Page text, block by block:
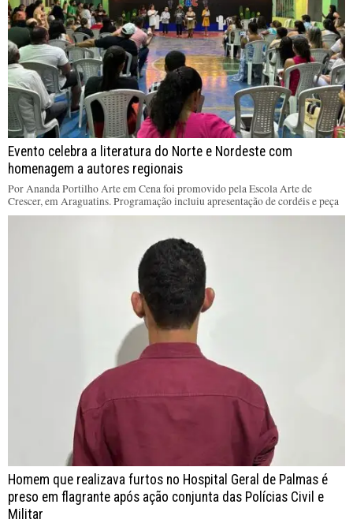
Evento celebra a literatura do Norte e Nordeste com
homenagem a autores regionais
Por Ananda Portilho Arte em Cena foi promovido pela Escola Arte de
Crescer, em Araguatins. Programação incluiu apresentação de cordéis e peça
Homem que realizava furtos no Hospital Geral de Palmas é
preso em flagrante após ação conjunta das Polícias Civil e
Militar